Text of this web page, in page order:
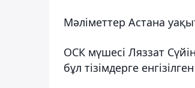
Мәліметтер Астана
ОСК мүшесі Ляззат
бұл тізімдерге